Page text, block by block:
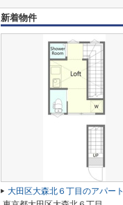
新着物件
大田区大森北６丁目のアパート